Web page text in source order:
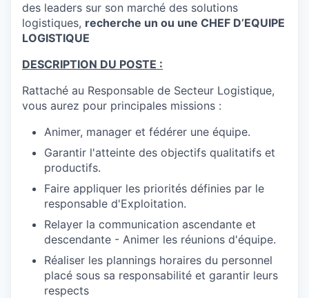
des leaders sur son marché des solutions
logistiques, recherche un ou une CHEF D’EQUIPE
LOGISTIQUE
DESCRIPTION DU POSTE :
Rattaché au Responsable de Secteur Logistique,
vous aurez pour principales missions :
Animer, manager et fédérer une équipe.
Garantir l'atteinte des objectifs qualitatifs et
productifs.
Faire appliquer les priorités définies par le
responsable d'Exploitation.
Relayer la communication ascendante et
descendante - Animer les réunions d'équipe.
Réaliser les plannings horaires du personnel
placé sous sa responsabilité et garantir leurs
respects